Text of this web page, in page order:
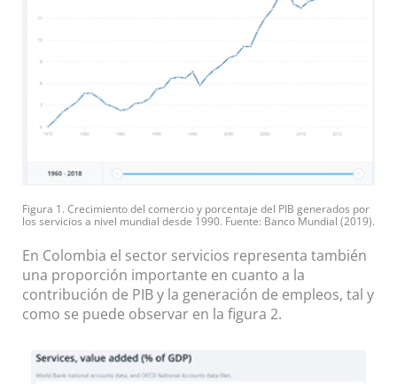
Figura 1. Crecimiento del comercio y porcentaje del PIB generados por
los servicios a nivel mundial desde 1990. Fuente: Banco Mundial (2019).
En Colombia el sector servicios representa también
una proporción importante en cuanto a la
contribución de PIB y la generación de empleos, tal y
como se puede observar en la figura 2.